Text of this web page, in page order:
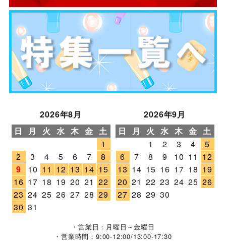
2026年8月
日
月 火 水 木 金 土
1
2
3 4 5 6 7
8
9
10 11 12 13 14 15
16 17 18 19 20 21 22
23 24 25 26 27 28 29
30 31
2026年9月
日
月 火 水 木 金 土
1
2 3 4
5
6
7 8 9 10 11 12
13 14 15 16 17 18 19
20 21 22 23 24 25 26
27 28 29 30
・営業日：月曜日～金曜日
・営業時間：9:00-12:00/13:00-17:30